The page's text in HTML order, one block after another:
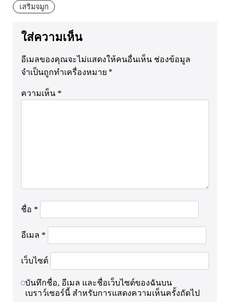
เสริมจมูก
ใส่ความเห็น
อีเมลของคุณจะไม่แสดงให้คนอื่นเห็น ช่องข้อมูล
จำเป็นถูกทำเครื่องหมาย *
ความเห็น *
ชื่อ *
อีเมล *
เว็บไซต์
บันทึกชื่อ, อีเมล และชื่อเว็บไซต์ของฉันบน
เบราว์เซอร์นี้ สำหรับการแสดงความเห็นครั้งถัดไป